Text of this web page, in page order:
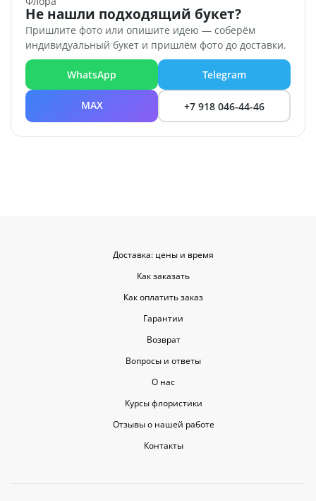
Не нашли подходящий букет?
Пришлите фото или опишите идею — соберём
индивидуальный букет и пришлём фото до доставки.
WhatsApp Telegram
MAX +7 918 046-44-46
Доставка: цены и время
Как заказать
Как оплатить заказ
Гарантии
Возврат
Вопросы и ответы
О нас
Курсы флористики
Отзывы о нашей работе
Контакты